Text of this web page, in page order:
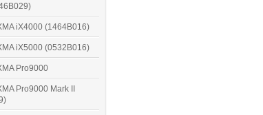
iX4000 (1464B016)
iX5000 (0532B016)
Pro9000
Pro9000 Mark II